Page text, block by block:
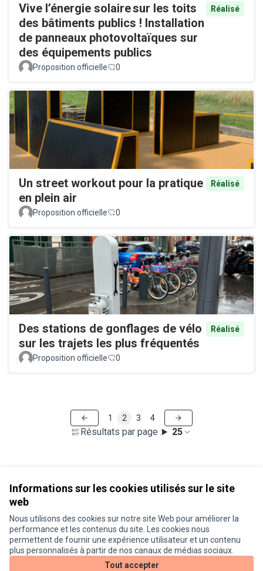
Informations sur les cookies utilisés sur le site
web
Nous utilisons des cookies sur notre site Web pour améliorer la
performance et les contenus du site. Les cookies nous
permettent de fournir une expérience utilisateur et un contenu
plus personnalisés à partir de nos canaux de médias sociaux.
Tout accepter
Vive l’énergie solaire sur les toits
des bâtiments publics ! Installation
de panneaux photovoltaïques sur
des équipements publics
Réalisé
Proposition officielle 0
Un street workout pour la pratique
en plein air
Réalisé
Proposition officielle 0
Des stations de gonflages de vélo
sur les trajets les plus fréquentés
Réalisé
Proposition officielle 0
Résultats par page : 25
1 2 3 4
Conditions d'utilisation
Paramètres des cookies
Je participe ! sur X
(Lien externe)
Je participe ! sur Facebook
Je participe ! sur Instagram